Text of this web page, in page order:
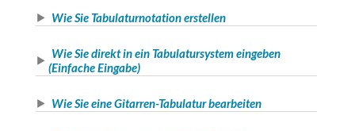
Wie Sie Tabulaturnotation erstellen
Wie Sie direkt in ein Tabulatursystem eingeben
(Einfache Eingabe)
Wie Sie eine Gitarren-Tabulatur bearbeiten